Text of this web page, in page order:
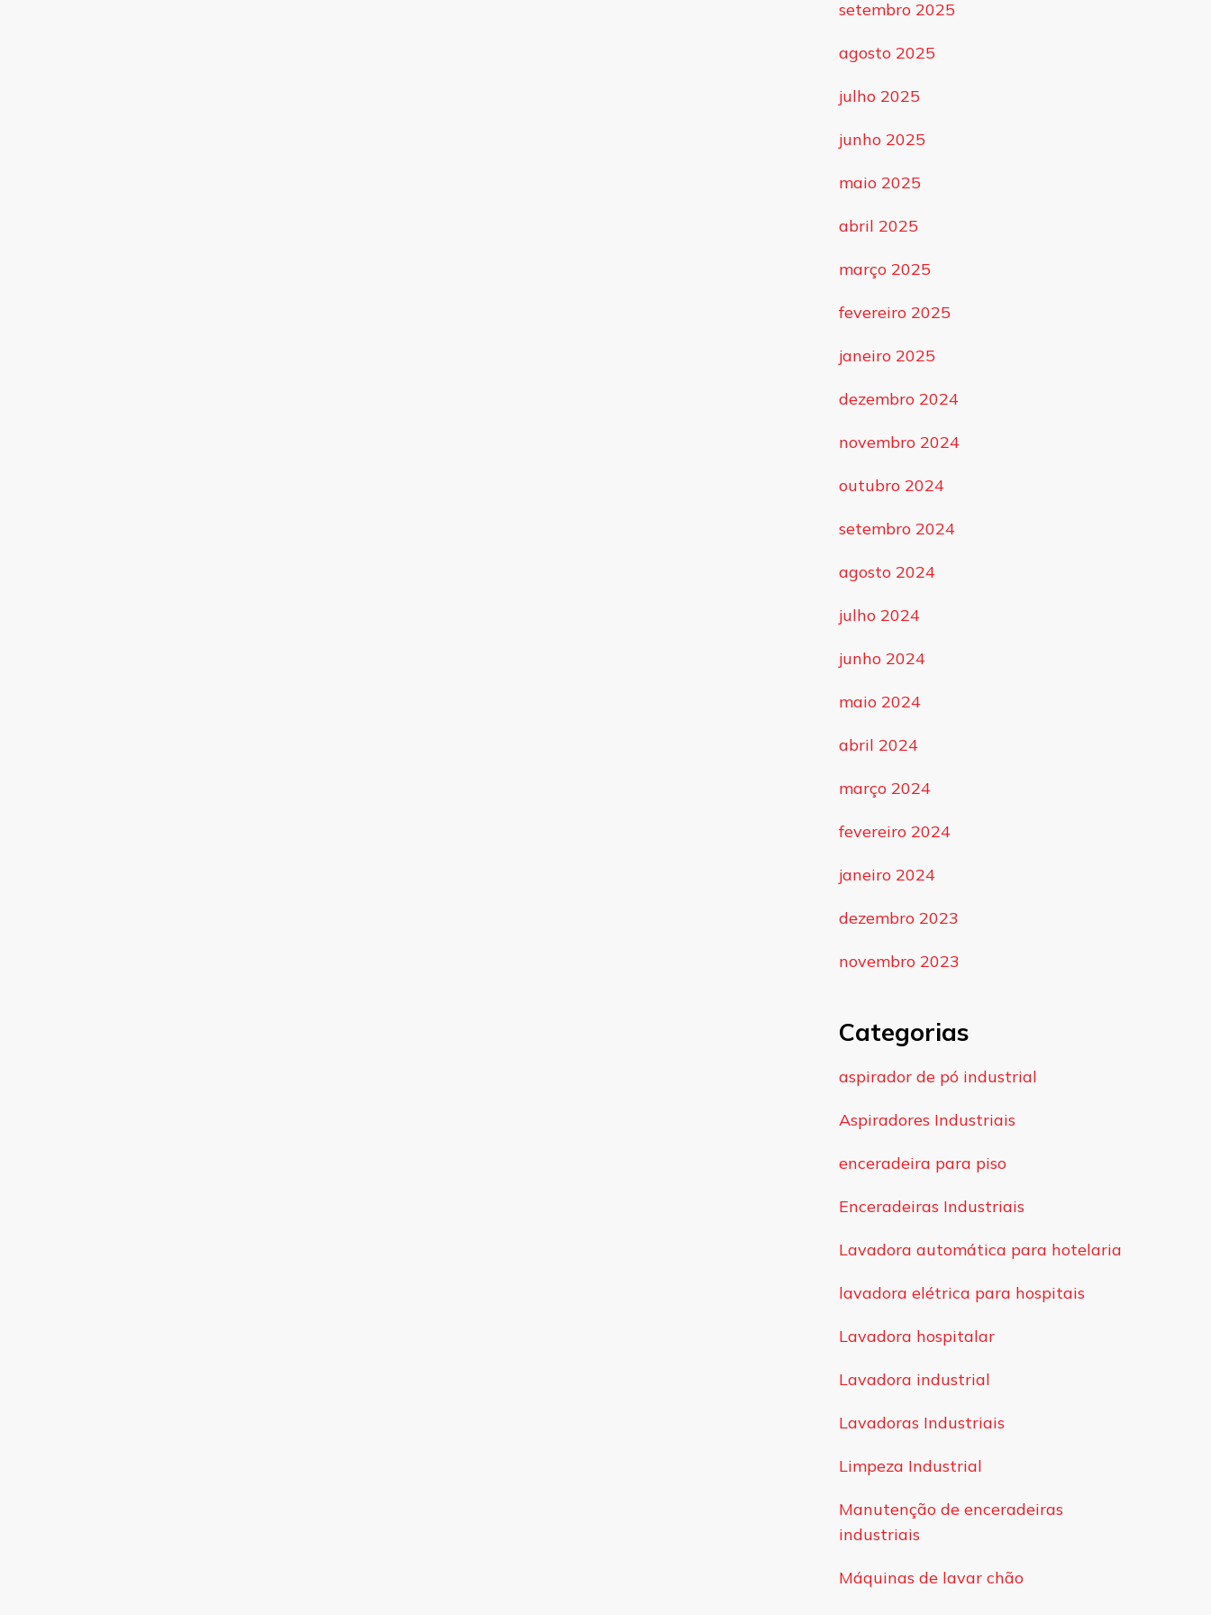
setembro 2025
agosto 2025
julho 2025
junho 2025
maio 2025
abril 2025
março 2025
fevereiro 2025
janeiro 2025
dezembro 2024
novembro 2024
outubro 2024
setembro 2024
agosto 2024
julho 2024
junho 2024
maio 2024
abril 2024
março 2024
fevereiro 2024
janeiro 2024
dezembro 2023
novembro 2023
Categorias
aspirador de pó industrial
Aspiradores Industriais
enceradeira para piso
Enceradeiras Industriais
Lavadora automática para hotelaria
lavadora elétrica para hospitais
Lavadora hospitalar
Lavadora industrial
Lavadoras Industriais
Limpeza Industrial
Manutenção de enceradeiras
industriais
Máquinas de lavar chão